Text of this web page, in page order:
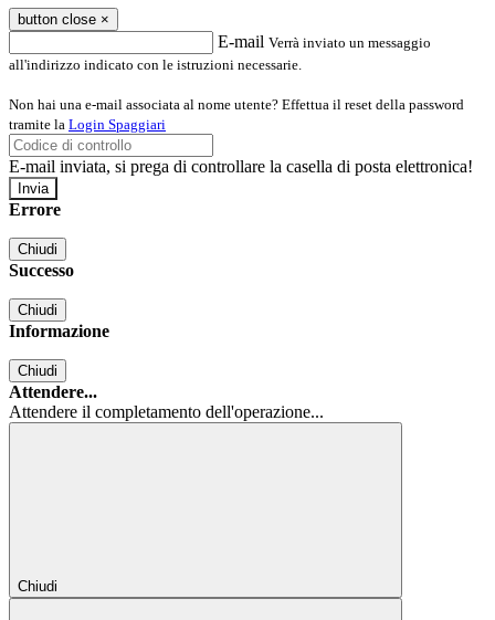
button close ×
E-mail Verrà inviato un messaggio
all'indirizzo indicato con le istruzioni necessarie.
Non hai una e-mail associata al nome utente? Effettua il reset della password
tramite la Login Spaggiari
E-mail inviata, si prega di controllare la casella di posta elettronica!
Errore
Chiudi
Successo
Chiudi
Informazione
Chiudi
Attendere...
Attendere il completamento dell'operazione...
Chiudi